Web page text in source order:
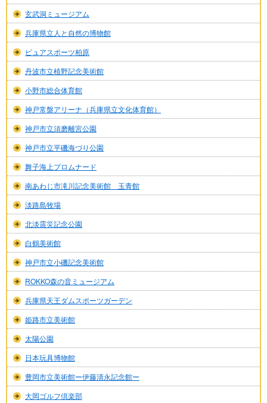
玄武洞ミュージアム
兵庫県立人と自然の博物館
ピュアスポーツ柏原
丹波市立植野記念美術館
小野市総合体育館
神戸常盤アリーナ（兵庫県立文化体育館）
神戸市立須磨離宮公園
神戸市立平磯海づり公園
舞子海上プロムナード
南あわじ市滝川記念美術館 玉青館
淡路島牧場
北淡震災記念公園
白鶴美術館
神戸市立小磯記念美術館
ROKKO森の音ミュージアム
兵庫県天王ダムスポーツガーデン
姫路市立美術館
太陽公園
日本玩具博物館
豊岡市立美術館ー伊藤清永記念館ー
大岡ゴルフ倶楽部